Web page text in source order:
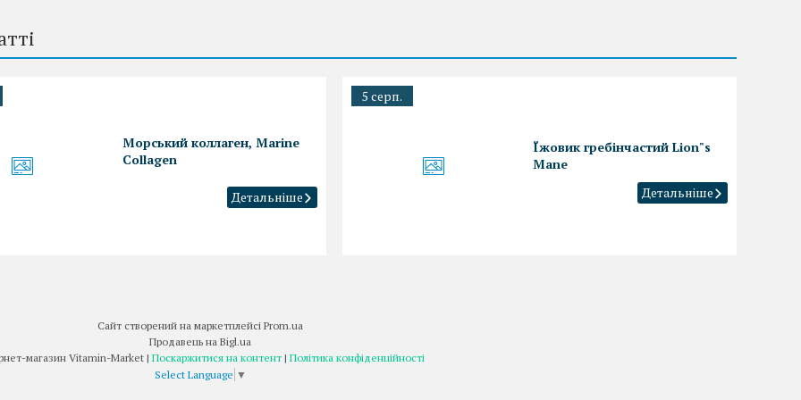
Морський коллаген, Marine
Collagen
5 серп.
Їжовик гребінчастий Lion"s
Mane
Сайт створений на маркетплейсі Prom.ua
Продавець на Bigl.ua
Інтернет-магазин Vitamin-Market | Поскаржитися на контент | Політика конфіденційності
Select Language ▼